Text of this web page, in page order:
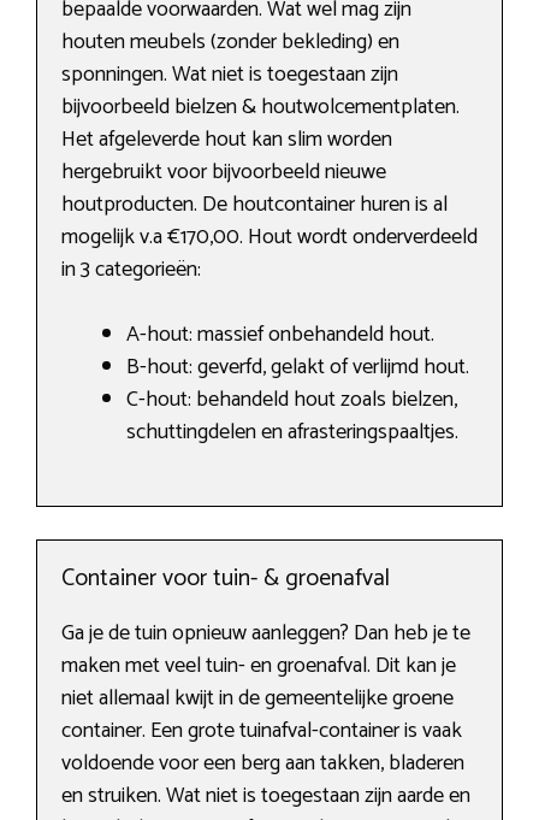
bepaalde voorwaarden. Wat wel mag zijn
houten meubels (zonder bekleding) en
sponningen. Wat niet is toegestaan zijn
bijvoorbeeld bielzen & houtwolcementplaten.
Het afgeleverde hout kan slim worden
hergebruikt voor bijvoorbeeld nieuwe
houtproducten. De houtcontainer huren is al
mogelijk v.a €170,00. Hout wordt onderverdeeld
in 3 categorieën:
A-hout: massief onbehandeld hout.
B-hout: geverfd, gelakt of verlijmd hout.
C-hout: behandeld hout zoals bielzen,
schuttingdelen en afrasteringspaaltjes.
Container voor tuin- & groenafval
Ga je de tuin opnieuw aanleggen? Dan heb je te
maken met veel tuin- en groenafval. Dit kan je
niet allemaal kwijt in de gemeentelijke groene
container. Een grote tuinafval-container is vaak
voldoende voor een berg aan takken, bladeren
en struiken. Wat niet is toegestaan zijn aarde en